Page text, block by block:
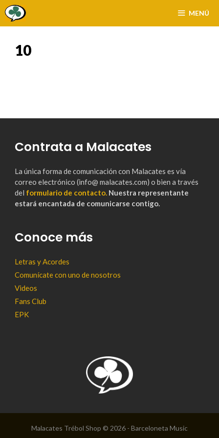
Saltar
MENÚ
10
Contrata a Malacates
La única forma de comunicación con Malacates es vía
correo electrónico (info@ malacates.com) o bien a través
del formulario de contacto. Nuestra representante
estará encantada de comunicarse contigo.
Conoce más
Letras y Acordes
Comunícate con uno de nosotros
Videos
Fans Club
EPK
Malacates Trébol Shop © 2026 - Barceloneta Music